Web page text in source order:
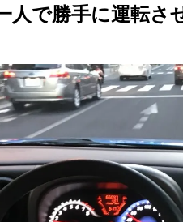
人で勝手に運転さ